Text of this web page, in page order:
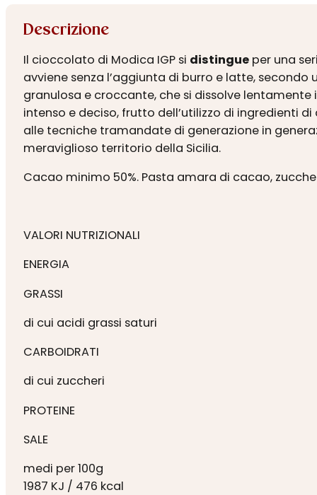
Descrizione
Il cioccolato di Modica IGP si distingueper una
avviene senza l’aggiunta di burro e latte,
granulosa e croccante, che si dissolve
intenso e deciso, frutto dell’utilizzo di ingredienti
alle tecniche tramandate di generazione in
meraviglioso territorio della Sicilia.
Cacao minimo 50%. Pasta amara di cacao,
VALORI NUTRIZIONALI
ENERGIA
GRASSI
di cui acidi grassi saturi
CARBOIDRATI
di cui zuccheri
PROTEINE
SALE
medi per 100g
1987 KJ / 476 kcal